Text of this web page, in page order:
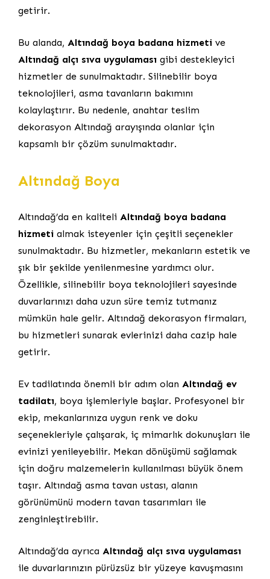
getirir.
Bu alanda, Altındağ boya badana hizmeti ve
Altındağ alçı sıva uygulaması gibi destekleyici
hizmetler de sunulmaktadır. Silinebilir boya
teknolojileri, asma tavanların bakımını
kolaylaştırır. Bu nedenle, anahtar teslim
dekorasyon Altındağ arayışında olanlar için
kapsamlı bir çözüm sunulmaktadır.
Altındağ Boya
Altındağ’da en kaliteli Altındağ boya badana
hizmeti almak isteyenler için çeşitli seçenekler
sunulmaktadır. Bu hizmetler, mekanların estetik ve
şık bir şekilde yenilenmesine yardımcı olur.
Özellikle, silinebilir boya teknolojileri sayesinde
duvarlarınızı daha uzun süre temiz tutmanız
mümkün hale gelir. Altındağ dekorasyon firmaları,
bu hizmetleri sunarak evlerinizi daha cazip hale
getirir.
Ev tadilatında önemli bir adım olan Altındağ ev
tadilatı, boya işlemleriyle başlar. Profesyonel bir
ekip, mekanlarınıza uygun renk ve doku
seçenekleriyle çalışarak, iç mimarlık dokunuşları ile
evinizi yenileyebilir. Mekan dönüşümü sağlamak
için doğru malzemelerin kullanılması büyük önem
taşır. Altındağ asma tavan ustası, alanın
görünümünü modern tavan tasarımları ile
zenginleştirebilir.
Altındağ’da ayrıca Altındağ alçı sıva uygulaması
ile duvarlarınızın pürüzsüz bir yüzeye kavuşmasını